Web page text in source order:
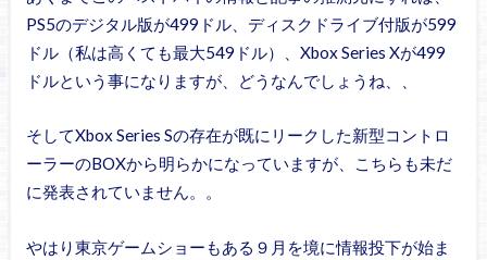
PS5のデジタル版が499ドル、ディスクドライブ付版が599
ドル（私は高くても最大549ドル）、Xbox Series Xが499
ドルという事になりますが、どうなんでしょうね、、
そしてXbox Series Sの存在が既にリークした新型コントロ
ーラーのBOXから明らかになっていますが、こちらも未だ
に発表されていません。。
やはり東京ゲームショーもある９月を境に情報投下が始ま